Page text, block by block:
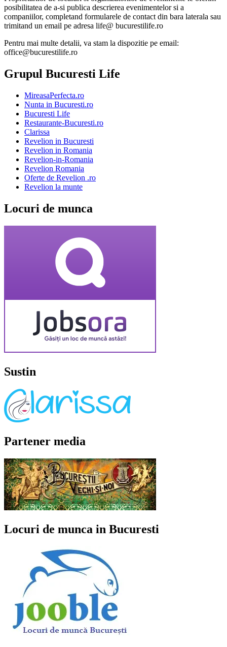
posibilitatea de a-si publica descrierea evenimentelor si a
companiilor, completand formularele de contact din bara laterala sau
trimitand un email pe adresa life@ bucurestilife.ro
Pentru mai multe detalii, va stam la dispozitie pe email:
office@bucurestilife.ro
Grupul Bucuresti Life
MireasaPerfecta.ro
Nunta in Bucuresti.ro
Bucuresti Life
Restaurante-Bucuresti.ro
Clarissa
Revelion in Bucuresti
Revelion in Romania
Revelion-in-Romania
Revelion Romania
Oferte de Revelion .ro
Revelion la munte
Locuri de munca
Sustin
Partener media
Locuri de munca in Bucuresti